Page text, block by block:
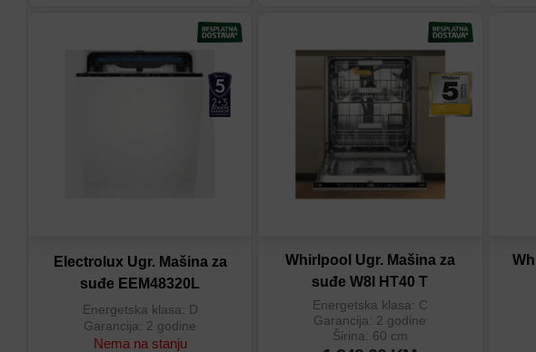
Dodaj u poređenje
Electrolux Ugr. Mašina za
suđe EEM48320L
Energetska klasa: D
Garancija: 2 godine
Nema na stanju
Dodaj u poređenje
Whirlpool Ugr. Mašina za
suđe W8I HT40 T
Energetska klasa: C
Garancija: 2 godine
Širina: 60 cm